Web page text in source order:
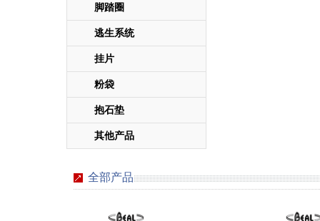
脚踏圈
逃生系统
挂片
粉袋
抱石垫
其他产品
全部产品